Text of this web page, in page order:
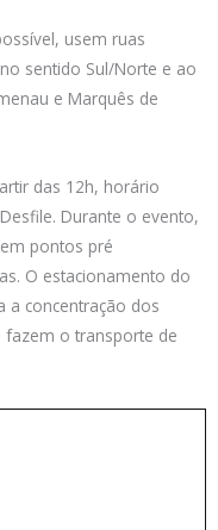
usem ruas
sentido Sul/Norte e ao
e Marquês de
das 12h, horário
Durante o evento,
pontos pré
O estacionamento do
a concentração dos
fazem o transporte de